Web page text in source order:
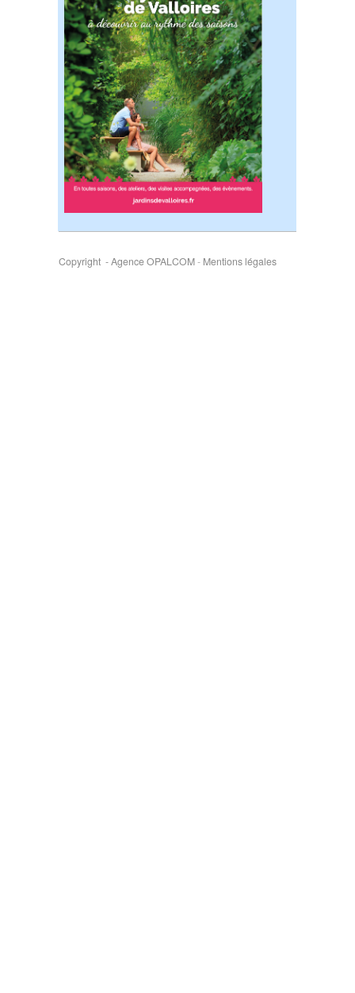
Copyright - Agence OPALCOM- Mentions légales